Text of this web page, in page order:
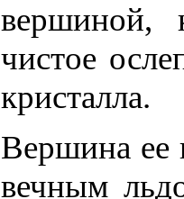
вершиной,
чистое
кристалла.
Вершина ее
вечным